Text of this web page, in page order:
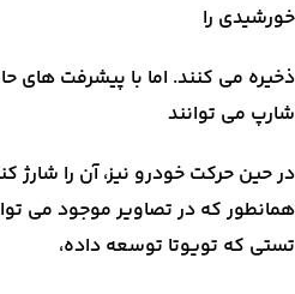
خورشیدی را
ذخیره می کنند. اما با پیشرفت های
شارپ می توانند
در حین حرکت خودرو نیز، آن را شارژ
همانطور که در تصاویر موجود می
تستی که تویوتا توسعه داده،